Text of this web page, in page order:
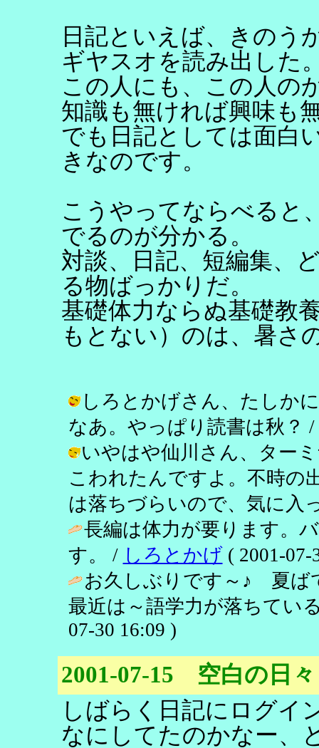
日記といえば、きのう
ギヤスオを読み出した
この人にも、この人の
知識も無ければ興味も
でも日記としては面白
きなのです。
こうやってならべると
でるのが分かる。
対談、日記、短編集、
る物ばっかりだ。
基礎体力ならぬ基礎教
もとない）のは、暑さ
しろとかげさん、たしか
なあ。やっぱり読書は秋？ /
いやはや仙川さん、ター
こわれたんですよ。不時の
は落ちづらいので、気に入
長編は体力が要ります。
す。 / しろとかげ( 2001-07-
お久しぶりです～♪ 夏
最近は～語学力が落ちて
07-30 16:09 )
2001-07-15 空白の日々
しばらく日記にログイ
なにしてたのかなー、